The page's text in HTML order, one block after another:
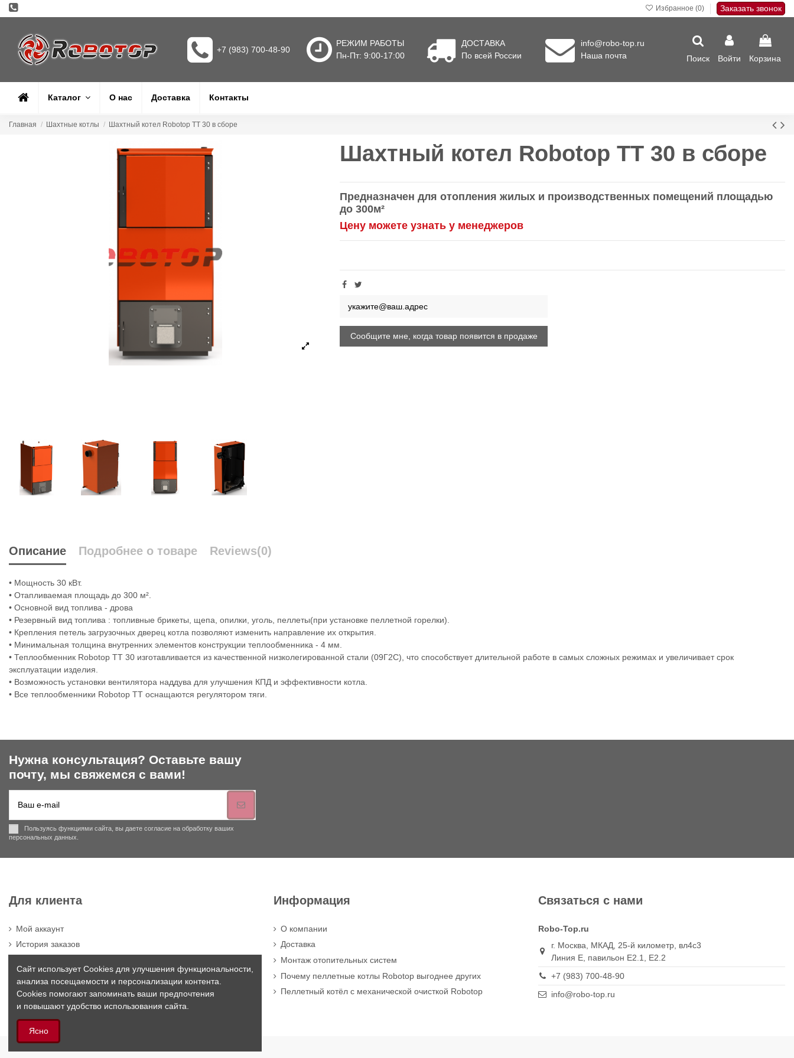
Избранное (0) Заказать звонок
+7 (983) 700-48-90
РЕЖИМ РАБОТЫ
Пн-Пт: 9:00-17:00
ДОСТАВКА
По всей России
info@robo-top.ru
Наша почта
Поиск Войти Корзина
Каталог О нас Доставка Контакты
Главная Шахтные котлы Шахтный котел Robotop TT 30 в сборе
Шахтный котел Robotop TT 30 в сборе
Предназначен для отопления жилых и производственных помещений площадью
до 300м²
Цену можете узнать у менеджеров
Описание Подробнее о товаре Reviews(0)
• Мощность 30 кВт.
• Отапливаемая площадь до 300 м².
• Основной вид топлива - дрова
• Резервный вид топлива : топливные брикеты, щепа, опилки, уголь, пеллеты(при установке пеллетной горелки).
• Крепления петель загрузочных дверец котла позволяют изменить направление их открытия.
• Минимальная толщина внутренних элементов конструкции теплообменника - 4 мм.
• Теплообменник Robotop TT 30 изготавливается из качественной низколегированной стали (09Г2С), что способствует длительной работе в самых сложных режимах и увеличивает срок
эксплуатации изделия.
• Возможность установки вентилятора наддува для улучшения КПД и эффективности котла.
• Все теплообменники Robotop TT оснащаются регулятором тяги.
Нужна консультация? Оставьте вашу
почту, мы свяжемся с вами!
Пользуясь функциями сайта, вы даете согласие на обработку ваших
персональных данных.
Для клиента
Мой аккаунт
История заказов
Информация
О компании
Доставка
Монтаж отопительных систем
Почему пеллетные котлы Robotop выгоднее других
Пеллетный котёл с механической очисткой Robotop
Связаться с нами
Robo-Top.ru
г. Москва, МКАД, 25-й километр, вл4с3
Линия Е, павильон Е2.1, Е2.2
+7 (983) 700-48-90
info@robo-top.ru
Сайт использует Cookies для улучшения функциональности,
анализа посещаемости и персонализации контента.
Cookies помогают запоминать ваши предпочтения
и повышают удобство использования сайта.
Ясно